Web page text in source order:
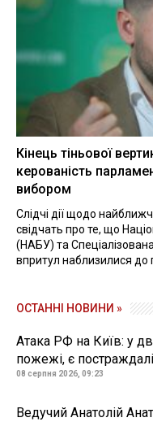
Кінець тіньової
керованість
вибором
Слідчі дії щодо
свідчать про те, що
(НАБУ) та
впритул наблизилися до
ОСТАННІ НОВИНИ »
Атака РФ на Київ: у
пожежі, є постраждалі
08 серпня 2026, 09:23
Ведучий Анатолій